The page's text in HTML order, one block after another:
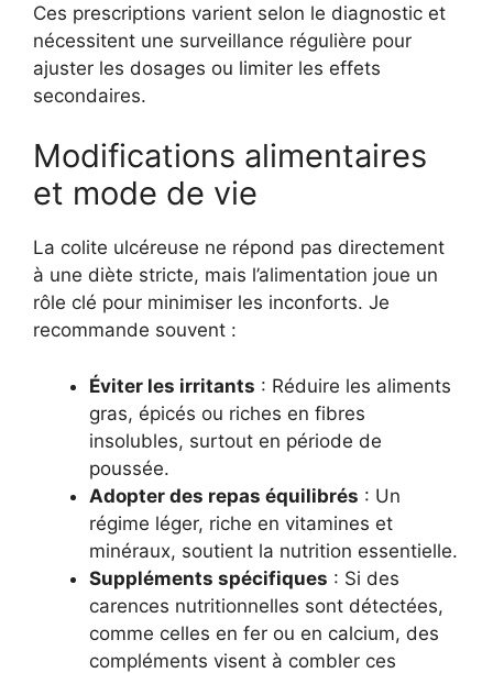
Ces prescriptions varient selon le diagnostic et
nécessitent une surveillance régulière pour
ajuster les dosages ou limiter les effets
secondaires.
Modifications alimentaires
et mode de vie
La colite ulcéreuse ne répond pas directement
à une diète stricte, mais l’alimentation joue un
rôle clé pour minimiser les inconforts. Je
recommande souvent :
Éviter les irritants : Réduire les aliments
gras, épicés ou riches en fibres
insolubles, surtout en période de
poussée.
Adopter des repas équilibrés : Un
régime léger, riche en vitamines et
minéraux, soutient la nutrition essentielle.
Suppléments spécifiques : Si des
carences nutritionnelles sont détectées,
comme celles en fer ou en calcium, des
compléments visent à combler ces